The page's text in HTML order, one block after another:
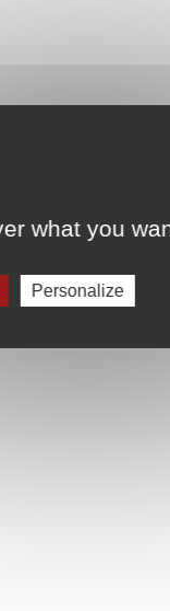
what you
Personalize